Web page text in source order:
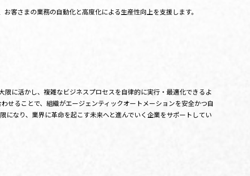
客さまの業務の自動化と高度化による生産性向上を支援します。
限に活かし、複雑なビジネスプロセスを自律的に実行・最適化できるよ
ることで、組織がエージェンティックオートメーションを安全かつ自
なり、業界に革命を起こす未来へと進んでいく企業をサポートしてい